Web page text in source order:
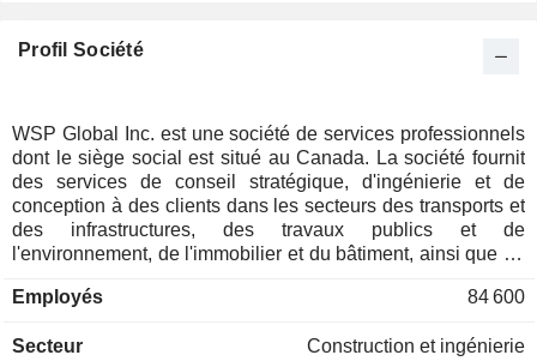
Profil Société
WSP Global Inc. est une société de services professionnels
dont le siège social est situé au Canada. La société fournit
des services de conseil stratégique, d'ingénierie et de
conception à des clients dans les secteurs des transports et
des infrastructures, des travaux publics et de
l'environnement, de l'immobilier et du bâtiment, ainsi que de
également des services hautement spécialisés en matière
services de conseil. Ses segments d’activité comprennent le
Employés 84 600
Secteur Construction et ingénierie